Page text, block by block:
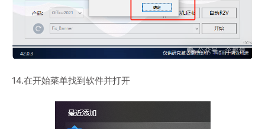
14.在开始菜单找到软件并打开